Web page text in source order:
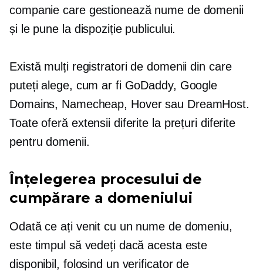
companie care gestionează nume de domenii
și le pune la dispoziție publicului.
Există mulți registratori de domenii din care
puteți alege, cum ar fi GoDaddy, Google
Domains, Namecheap, Hover sau DreamHost.
Toate oferă extensii diferite la prețuri diferite
pentru domenii.
Înțelegerea procesului de
cumpărare a domeniului
Odată ce ați venit cu un nume de domeniu,
este timpul să vedeți dacă acesta este
disponibil, folosind un verificator de